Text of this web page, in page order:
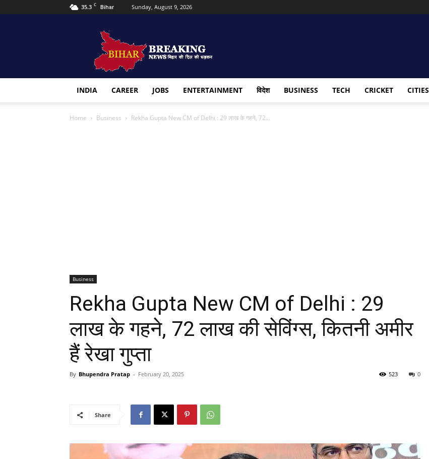
35.3 C Bihar Sunday, August 9, 2026
Breaking
news
INDIA CAREER JOBS ENTERTAINMENT विदेश BUSINESS TECH CRICKET CITIES
Home Business Rekha Gupta New CM of Delhi : 29 लाख के गहने, 72...
Business
Rekha Gupta New CM of Delhi : 29
लाख के गहने, 72 लाख की सेविंग्स, कितनी अमीर
हैं रेखा गुप्ता
By Bhupendra Pratap - February 20, 2025 0
523
Share